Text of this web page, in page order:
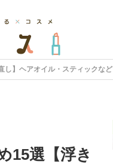
し】ヘアオイル・スティックなど
15選【浮き